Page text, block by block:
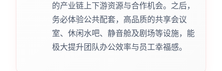
的产业链上下游资源与合作机会。之后，
务必体验公共配套，高品质的共享会议
室、休闲水吧、静音舱及剧场等设施，能
极大提升团队办公效率与员工幸福感。